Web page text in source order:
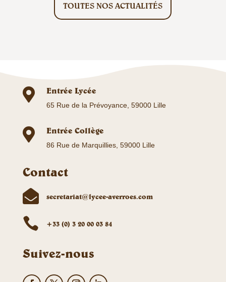
TOUTES NOS ACTUALITÉS
 Entrée Lycée
65 Rue de la Prévoyance, 59000 Lille
 Entrée Collège
86 Rue de Marquillies, 59000 Lille
Contact
 secretariat@lycee-averroes.com
 +33 (0) 3 20 00 03 84
Suivez-nous